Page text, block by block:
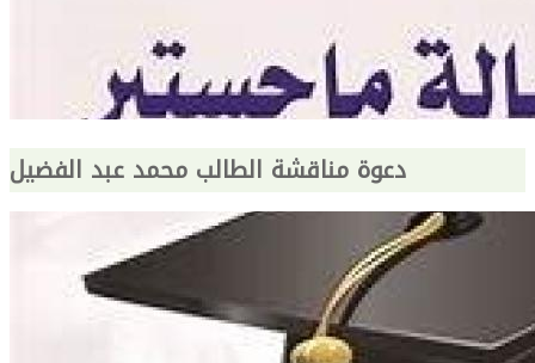
دعوة مناقشة الطالب محمد عبد الفضيل